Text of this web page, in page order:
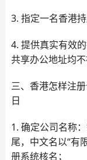
3. 指定一名香港
4. 提供真实有效
共享办公地址均
三、香港怎样注
日
1. 确定公司名称
尾，中文名以“有
册系统核名；